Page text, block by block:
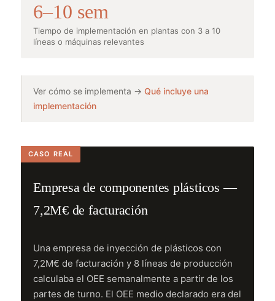
6–10 sem
Tiempo de implementación en plantas con 3 a 10
líneas o máquinas relevantes
Ver cómo se implementa → Qué incluye una
implementación
Empresa de componentes plásticos —
7,2M€ de facturación
Una empresa de inyección de plásticos con
7,2M€ de facturación y 8 líneas de producción
calculaba el OEE semanalmente a partir de los
partes de turno. El OEE medio declarado era del